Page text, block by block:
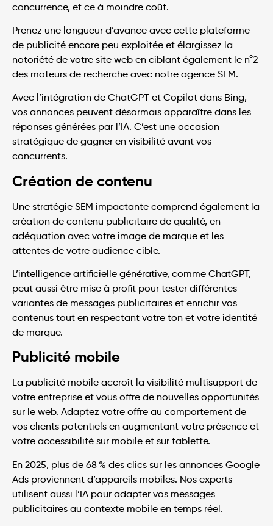
concurrence, et ce à moindre coût.
Prenez une longueur d’avance avec cette plateforme
de publicité encore peu exploitée et élargissez la
notoriété de votre site web en ciblant également le n°2
des moteurs de recherche avec notre agence SEM.
Avec l’intégration de ChatGPT et Copilot dans Bing,
vos annonces peuvent désormais apparaître dans les
réponses générées par l’IA. C’est une occasion
stratégique de gagner en visibilité avant vos
concurrents.
Création de contenu
Une stratégie SEM impactante comprend également la
création de contenu publicitaire de qualité, en
adéquation avec votre image de marque et les
attentes de votre audience cible.
L’intelligence artificielle générative, comme ChatGPT,
peut aussi être mise à profit pour tester différentes
variantes de messages publicitaires et enrichir vos
contenus tout en respectant votre ton et votre identité
de marque.
Publicité mobile
La publicité mobile accroît la visibilité multisupport de
votre entreprise et vous offre de nouvelles opportunités
sur le web. Adaptez votre offre au comportement de
vos clients potentiels en augmentant votre présence et
votre accessibilité sur mobile et sur tablette.
En 2025, plus de 68 % des clics sur les annonces Google
Ads proviennent d’appareils mobiles. Nos experts
utilisent aussi l’IA pour adapter vos messages
publicitaires au contexte mobile en temps réel.